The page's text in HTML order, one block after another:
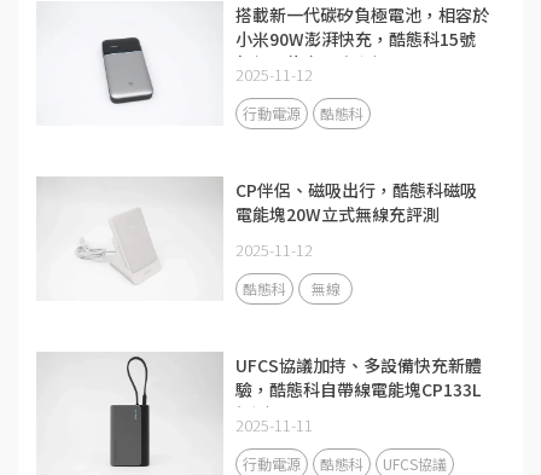
搭載新一代碳矽負極電池，相容於
小米90W澎湃快充，酷態科15號
超級電能卡Air評測
2025-11-12
行動電源 酷態科
CP伴侶、磁吸出行，酷態科磁吸
電能塊20W立式無線充評測
2025-11-12
酷態科 無線
UFCS協議加持、多設備快充新體
驗，酷態科自帶線電能塊CP133L
評測
2025-11-11
行動電源 酷態科 UFCS協議